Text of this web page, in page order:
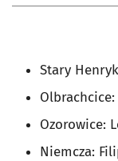
Stary
Olbrachcice:
Ozorowice:
Niemcza: